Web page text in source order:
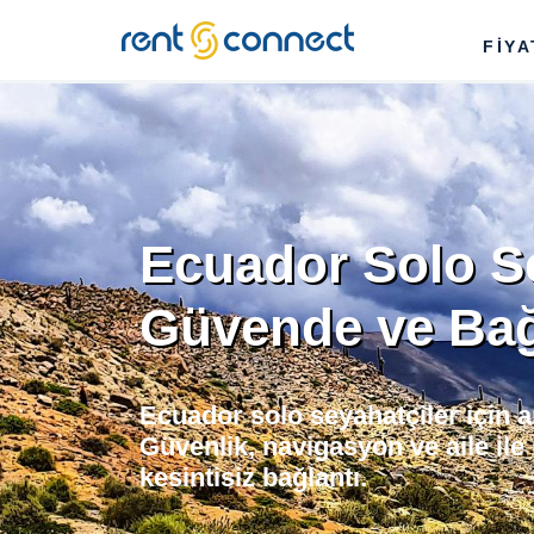
RENT'N
CONNECT
Ecuador Solo
Güvende ve
Ecuador solo seyahatçiler için
Güvenlik, navigasyon ve aile
kesintisiz bağlantı.